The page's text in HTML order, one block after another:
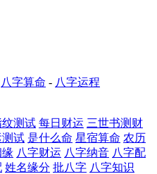
八字算命 - 八字运程
纹测试 每日财运 三世书测财
试 是什么命 星宿算命 农历
缘 八字财运 八字纳音 八字配
姓名缘分 批八字 八字知识